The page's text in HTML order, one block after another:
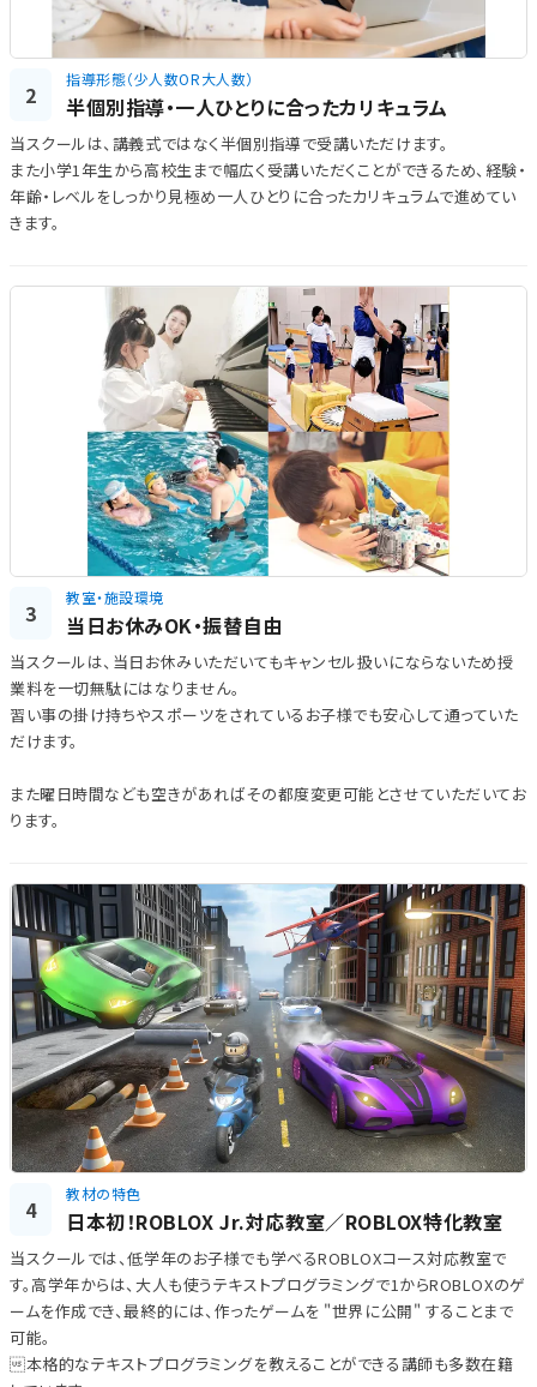
2
指導形態（少人数OR大人数）
半個別指導・一人ひとりに合ったカリキュラム
当スクールは、講義式ではなく半個別指導で受講いただけます。
また小学1年生から高校生まで幅広く受講いただくことができるため、経験・
年齢・レベルをしっかり見極め一人ひとりに合ったカリキュラムで進めてい
きます。
3
教室・施設環境
当日お休みOK・振替自由
当スクールは、当日お休みいただいてもキャンセル扱いにならないため授
業料を一切無駄にはなりません。
習い事の掛け持ちやスポーツをされているお子様でも安心して通っていた
だけます。
また曜日時間なども空きがあればその都度変更可能とさせていただいてお
ります。
4
教材の特色
日本初！ROBLOX Jr.対応教室／ROBLOX特化教室
当スクールでは、低学年のお子様でも学べるROBLOXコース対応教室で
す。高学年からは、大人も使うテキストプログラミングで1からROBLOXのゲ
ームを作成でき、最終的には、作ったゲームを "世界に公開" することまで
可能。
本格的なテキストプログラミングを教えることができる講師も多数在籍